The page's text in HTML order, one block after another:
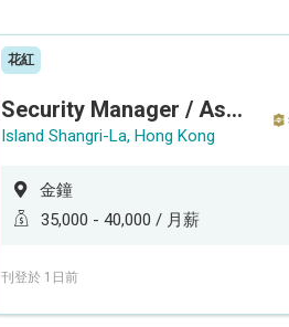
花紅
Security Manager / Assistant Security Manager
Island Shangri-La, Hong Kong
金鐘
35,000 - 40,000 / 月薪
刊登於 1日前